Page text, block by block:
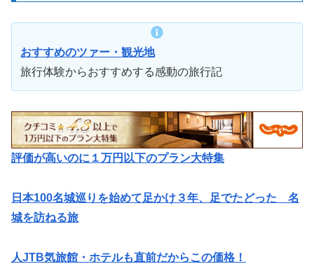
おすすめのツァー・観光地
旅行体験からおすすめする感動の旅行記
評価が高いのに１万円以下のプラン大特集
日本100名城巡りを始めて足かけ３年、足でたどった 名
城を訪ねる旅
人JTB気旅館・ホテルも直前だからこの価格！